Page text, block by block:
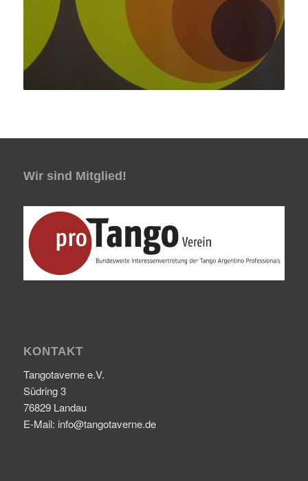
Wir sind Mitglied!
KONTAKT
Tangotaverne e.V.
Südring 3
76829 Landau
E-Mail: info@tangotaverne.de